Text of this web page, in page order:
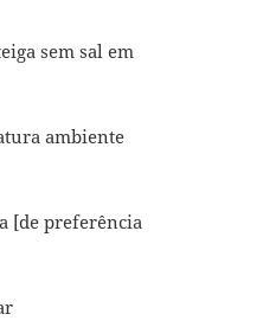
sem sal em
ambiente
[de preferência